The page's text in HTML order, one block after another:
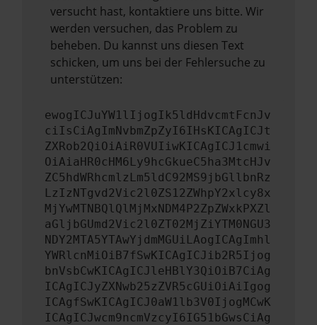
versucht hast, kontaktiere uns bitte. Wir
werden versuchen, das Problem zu
beheben. Du kannst uns diesen Text
schicken, um uns bei der Fehlersuche zu
unterstützen:
ewogICJuYW1lIjogIk5ldHdvcmtFcnJv
ciIsCiAgImNvbmZpZyI6IHsKICAgICJt
ZXRob2QiOiAiR0VUIiwKICAgICJ1cmwi
OiAiaHR0cHM6Ly9hcGkueC5ha3MtcHJv
ZC5hdWRhcmlzLm5ldC92MS9jbGllbnRz
LzIzNTgvd2Vic2l0ZS12ZWhpY2xlcy8x
MjYwMTNBQlQlMjMxNDM4P2ZpZWxkPXZl
aGljbGUmd2Vic2l0ZT02MjZiYTM0NGU3
NDY2MTA5YTAwYjdmMGUiLAogICAgImhl
YWRlcnMiOiB7fSwKICAgICJib2R5Ijog
bnVsbCwKICAgICJleHBlY3QiOiB7CiAg
ICAgICJyZXNwb25zZVR5cGUiOiAiIgog
ICAgfSwKICAgICJ0aW1lb3V0IjogMCwK
ICAgICJwcm9ncmVzcyI6IG51bGwsCiAg